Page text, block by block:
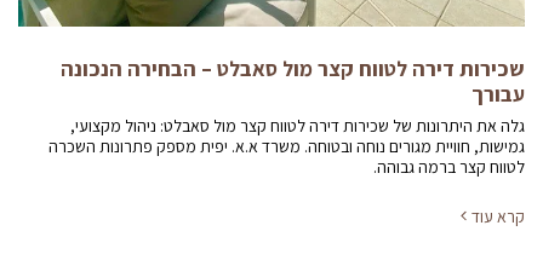
שכירות דירה לטווח קצר מול סאבלט – הבחירה הנכונה
עבורך
גלה את היתרונות של שכירות דירה לטווח קצר מול סאבלט: ניהול מקצועי,
גמישות, חוויית מגורים נוחה ובטוחה. משרד א.א. יפית מספק פתרונות השכרה
לטווח קצר ברמה גבוהה.
קרא עוד